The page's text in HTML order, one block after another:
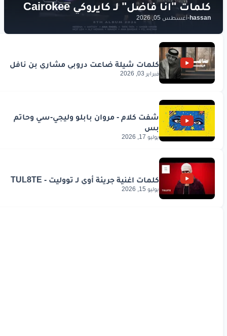
hassan
-أغسطس 05, 2026
فبراير 03, 2026
يوليو 17, 2026
يوليو 15, 2026